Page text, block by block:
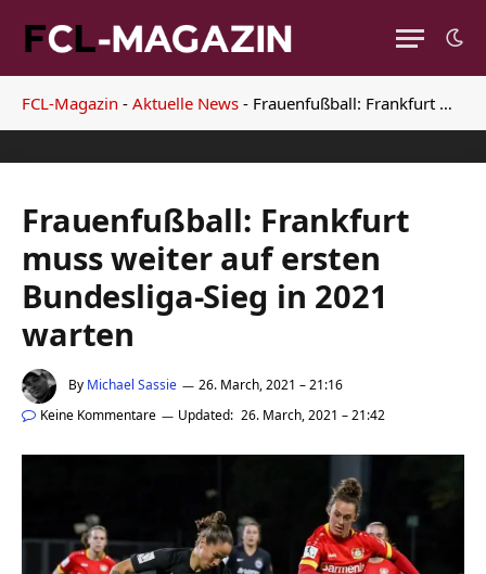
FCL-Magazin - Aktuelle News - Frauenfußball: Frankfurt muss weiter auf ersten Bundesliga-Sieg in 2021 warten
Frauenfußball: Frankfurt
muss weiter auf ersten
Bundesliga-Sieg in 2021
warten
By Michael Sassie
26. March, 2021 – 21:16
Keine Kommentare
Updated: 26. March, 2021 – 21:42